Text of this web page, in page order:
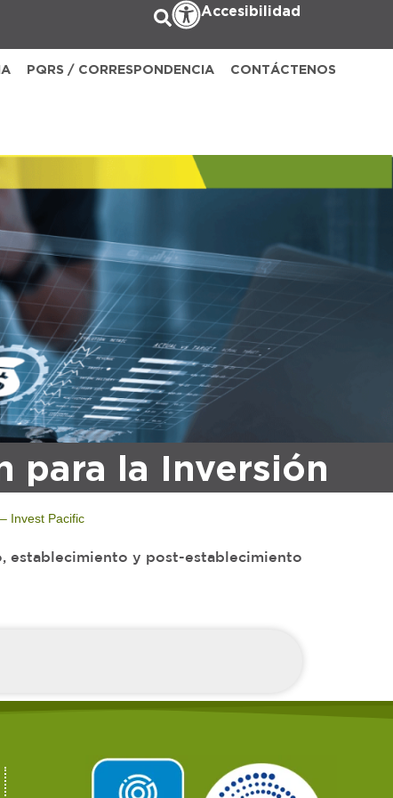
Accesibilidad
PQRS / CORRESPONDENCIA CONTÁCTENOS
para la Inversión
Invest Pacific
establecimiento y post-establecimiento